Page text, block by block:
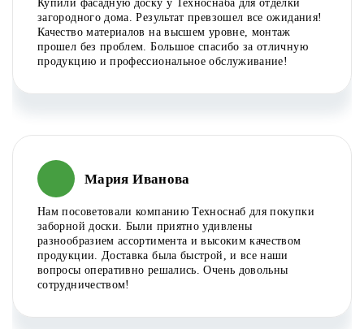
Купили фасадную доску у Техноснаба для отделки
загородного дома. Результат превзошел все ожидания!
Качество материалов на высшем уровне, монтаж
прошел без проблем. Большое спасибо за отличную
продукцию и профессиональное обслуживание!
Мария Иванова
Нам посоветовали компанию Техноснаб для покупки
заборной доски. Были приятно удивлены
разнообразием ассортимента и высоким качеством
продукции. Доставка была быстрой, и все наши
вопросы оперативно решались. Очень довольны
сотрудничеством!